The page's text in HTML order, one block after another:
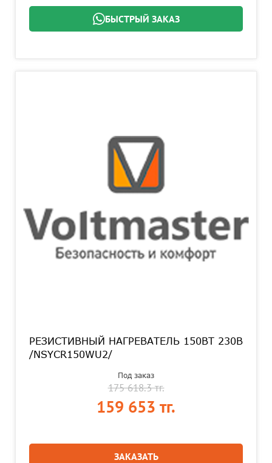
БЫСТРЫЙ ЗАКАЗ
РЕЗИСТИВНЫЙ НАГРЕВАТЕЛЬ 150ВТ 230В
/NSYCR150WU2/
Под заказ
175 618.3 тг.
159 653 тг.
ЗАКАЗАТЬ